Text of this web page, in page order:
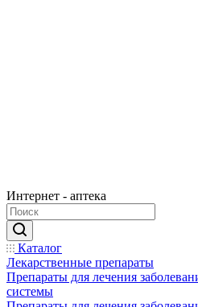
Интернет - аптека
Каталог
Лекарственные препараты
Препараты для лечения
системы